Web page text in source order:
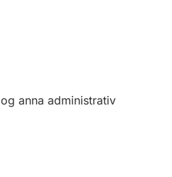
anna administrativ